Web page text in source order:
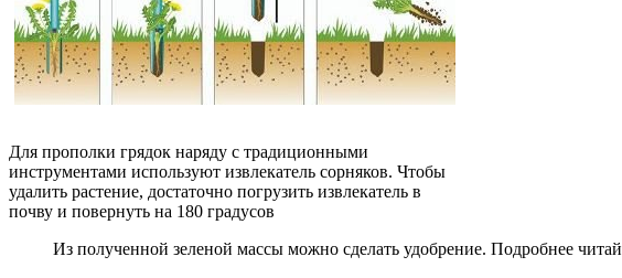
Для прополки грядок наряду с традиционными
инструментами используют извлекатель сорняков. Чтобы
удалить растение, достаточно погрузить извлекатель в
почву и повернуть на 180 градусов
Из полученной зеленой массы можно сделать удобрение. Подробнее